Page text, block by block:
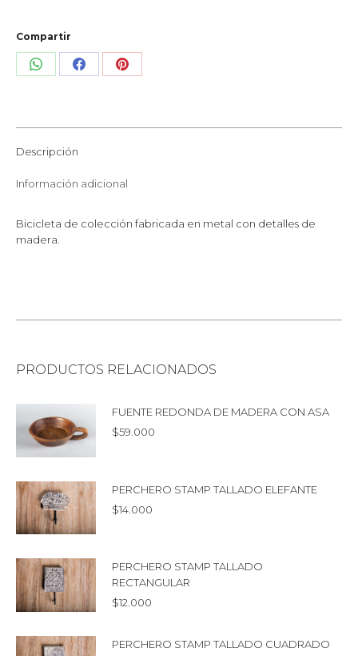
Compartir
Share Share Share
Descripción
Información adicional
Bicicleta de colección fabricada en metal con detalles de
madera.
PRODUCTOS RELACIONADOS
FUENTE REDONDA DE MADERA CON ASA
$59.000
PERCHERO STAMP TALLADO ELEFANTE
$14.000
PERCHERO STAMP TALLADO
RECTANGULAR
$12.000
PERCHERO STAMP TALLADO CUADRADO